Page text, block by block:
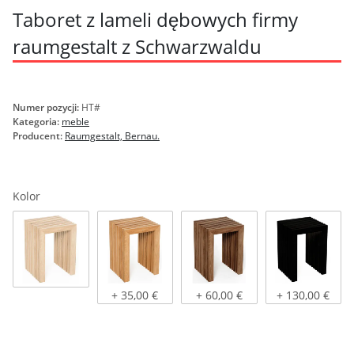
Taboret z lameli dębowych firmy
raumgestalt z Schwarzwaldu
Numer pozycji: HT#
Kategoria: meble
Producent: Raumgestalt, Bernau.
Kolor
Dąb naturalnyDąb jasny olejowany
+ 35,00 € Dąb ciemny olejowany
+ 60,00 € czarny
+ 130,00 €